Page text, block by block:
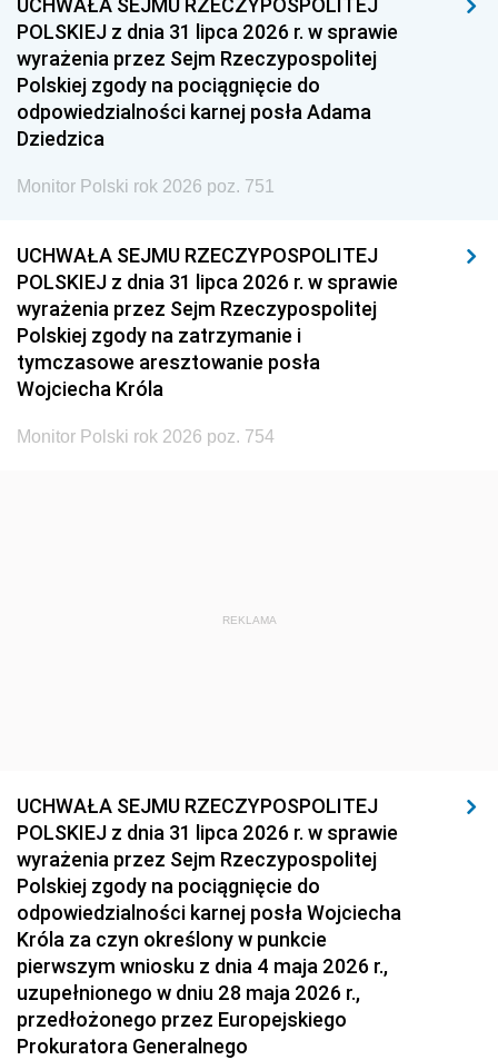
1939 1938 1937
1936 1930
POLSKIEJ z dnia 31 lipca 2026 r. w sprawie
wyrażenia przez Sejm Rzeczypospolitej
Polskiej zgody na pociągnięcie do
odpowiedzialności karnej posła Adama
Dziedzica
Monitor Polski rok 2026 poz. 751
UCHWAŁA SEJMU RZECZYPOSPOLITEJ
POLSKIEJ z dnia 31 lipca 2026 r. w sprawie
wyrażenia przez Sejm Rzeczypospolitej
Polskiej zgody na zatrzymanie i
tymczasowe aresztowanie posła
Wojciecha Króla
Monitor Polski rok 2026 poz. 754
REKLAMA
UCHWAŁA SEJMU RZECZYPOSPOLITEJ
POLSKIEJ z dnia 31 lipca 2026 r. w sprawie
wyrażenia przez Sejm Rzeczypospolitej
Polskiej zgody na pociągnięcie do
odpowiedzialności karnej posła Wojciecha
Króla za czyn określony w punkcie
pierwszym wniosku z dnia 4 maja 2026 r.,
uzupełnionego w dniu 28 maja 2026 r.,
przedłożonego przez Europejskiego
Prokuratora Generalnego